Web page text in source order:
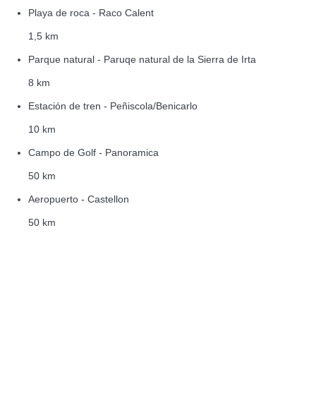
Playa de roca - Raco Calent
1,5 km
Parque natural - Paruqe natural de la Sierra de Irta
8 km
Estación de tren - Peñiscola/Benicarlo
10 km
Campo de Golf - Panoramica
50 km
Aeropuerto - Castellon
50 km